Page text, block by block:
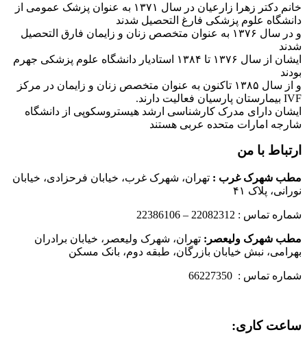
خانم دکتر زهرا زارعیان در سال ۱۳۷۱ به عنوان پزشک عمومی از
دانشگاه علوم پزشکی فارغ التحصیل شدند
و در سال ۱۳۷۶ به عنوان متخصص زنان و زایمان فارق التحصیل
شدند
ایشان از سال ۱۳۷۶ تا ۱۳۸۴ استادیار دانشگاه علوم پزشکی جهرم
بودند
و از سال ۱۳۸۵ تاکنون به عنوان متخصص زنان و زایمان در مرکز
IVF بیمارستان پارسیان فعالیت دارند.
ایشان دارای مدرک کارشناسی ارشد هیستروسکوپی از دانشگاه
شارجه امارات متحده عربی هستند
ارتباط با من
مطب شهرک غرب : تهران، شهرک غرب، خیابان فرحزادی، خیابان
نورانی، پلاک ۴۱
شماره تماس : 22082312 – 22386106
مطب شهرک ولیعصر: تهران، شهرک ولیعصر، خیابان برادران
بهرامی، نبش خیابان بازرگان، طبقه دوم، بانک مسکن
شماره تماس : 66227350
ساعت کاری: